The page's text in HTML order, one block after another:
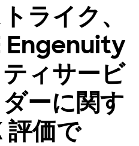
ライク、
Engenuity
ィサービ
ーに関す
評価で